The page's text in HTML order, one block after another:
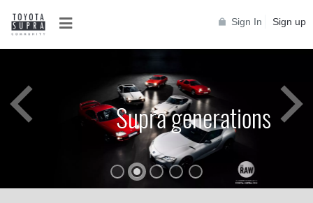
Sign In Sign up
Supra generations